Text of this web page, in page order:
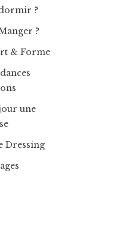
?
?
& Forme
une
Dressing